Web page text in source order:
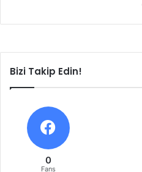
Bizi Takip Edin!
0
Fans